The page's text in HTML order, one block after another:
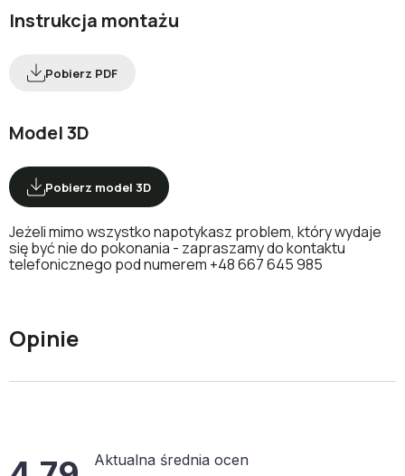
Instrukcja montażu
Pobierz PDF
Model 3D
Pobierz model 3D
Jeżeli mimo wszystko napotykasz problem, który wydaje
się być nie do pokonania - zapraszamy do kontaktu
telefonicznego pod numerem +48 667 645 985
Opinie